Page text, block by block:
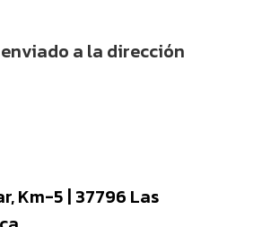
a la dirección
Km-5 | 37796 Las